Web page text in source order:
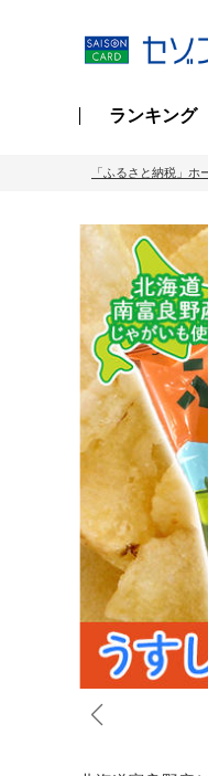
ランキング
「ふるさと納税」ホ